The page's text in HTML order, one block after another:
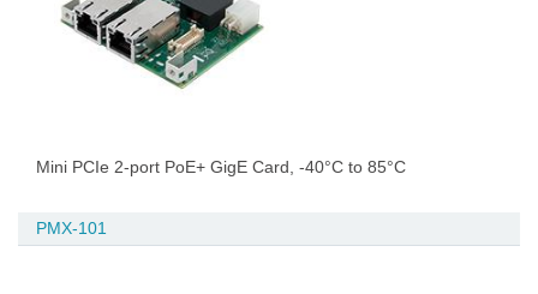
Mini PCIe 2-port PoE+ GigE Card, -40°C to 85°C
PMX-101